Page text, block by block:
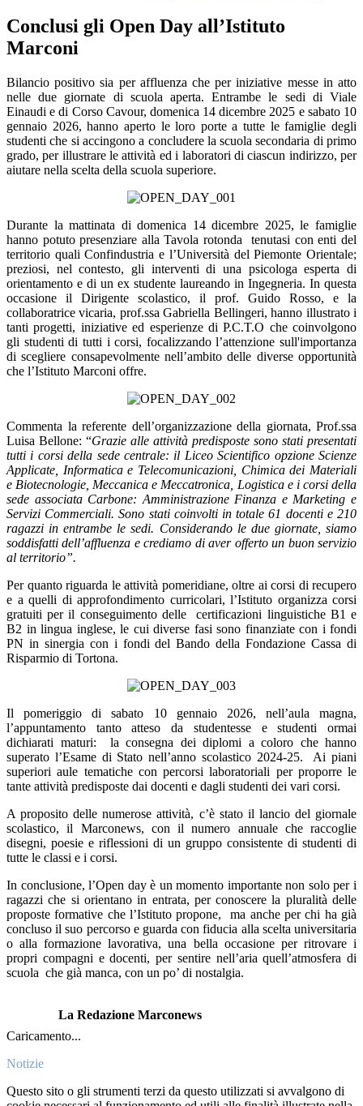
Conclusi gli Open Day all’Istituto
Marconi
Bilancio positivo sia per affluenza che per iniziative messe in atto
nelle due giornate di scuola aperta. Entrambe le sedi di Viale
Einaudi e di Corso Cavour, domenica 14 dicembre 2025 e sabato 10
gennaio 2026,hanno aperto le loro porte a tutte le famiglie degli
studenti che si accingono a concludere la scuola secondaria di primo
grado, per illustrare le attività ed i laboratori di ciascun indirizzo, per
aiutare nella scelta della scuola superiore.
Durante la mattinata di domenica 14 dicembre 2025, le famiglie
hanno potuto presenziare alla Tavola rotonda tenutasi con enti del
territorio quali Confindustria e l’Università del Piemonte Orientale;
preziosi, nel contesto, gli interventi di una psicologa esperta di
orientamento e di un ex studente laureando in Ingegneria. In questa
occasione il Dirigente scolastico, il prof. Guido Rosso, e la
collaboratrice vicaria, prof.ssa Gabriella Bellingeri, hanno illustrato i
tanti progetti, iniziative ed esperienze di P.C.T.O che coinvolgono
gli studenti di tutti i corsi, focalizzando l’attenzione sull'importanza
di scegliere consapevolmente nell’ambito delle diverse opportunità
che l’Istituto Marconi offre.
Commenta la referente dell’organizzazione della giornata, Prof.ssa
Luisa Bellone: “Grazie alle attività predisposte sono stati presentati
tutti i corsi della sede centrale: il Liceo Scientifico opzione Scienze
Applicate, Informatica e Telecomunicazioni, Chimica dei Materiali
e Biotecnologie, Meccanica e Meccatronica, Logistica e i corsi della
sede associata Carbone: Amministrazione Finanza e Marketing e
Servizi Commerciali. Sono stati coinvolti in totale 61 docenti e 210
ragazzi in entrambe le sedi. Considerando le due giornate, siamo
soddisfatti dell’affluenza e crediamo di aver offerto un buon servizio
al territorio”.
Per quanto riguarda le attività pomeridiane, oltre ai corsi di recupero
e a quelli di approfondimento curricolari, l’Istituto organizza corsi
gratuiti per il conseguimento delle certificazioni linguistiche B1 e
B2 in lingua inglese, le cui diverse fasi sono finanziate con i fondi
PN in sinergia con i fondi del Bando della Fondazione Cassa di
Risparmio di Tortona.
Il pomeriggio di sabato 10 gennaio 2026, nell’aula magna,
l’appuntamento tanto atteso da studentesse e studenti ormai
dichiarati maturi:
la consegna dei diplomi a coloro che hanno
superato l’Esame di Stato nell’anno scolastico 2024-25.
Ai piani
superiori aule tematiche con percorsi laboratoriali per proporre le
tante attività predisposte dai docenti e dagli studenti dei vari corsi.
A proposito delle numerose attività, c’è stato il lancio del giornale
scolastico, il Marconews, con il numero annuale che raccoglie
disegni, poesie e riflessioni di un gruppo consistente di studenti di
tutte le classi e i corsi.
In conclusione, l’Open day è un momento importante non solo per i
ragazzi che si orientano in entrata, per conoscere la pluralità delle
proposte formative che l’Istituto propone,
ma anche per chi ha già
concluso il suo percorso e guarda con fiducia alla scelta universitaria
o alla formazione lavorativa, una bella occasione per ritrovare i
propri compagni e docenti, per sentire nell’aria quell’atmosfera di
scuola che già manca, con un po’ di nostalgia.
La Redazione Marconews
Caricamento...
Notizie
Questo sito o gli strumenti terzi da questo utilizzati si avvalgono di